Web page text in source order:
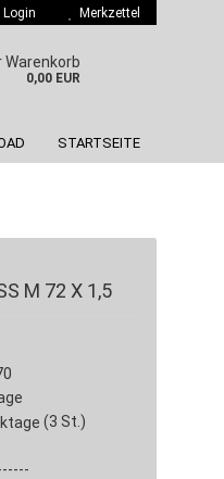
Login Merkzettel
Warenkorb
0,00 EUR
STARTSEITE
M 72 X 1,5
(3 St.)